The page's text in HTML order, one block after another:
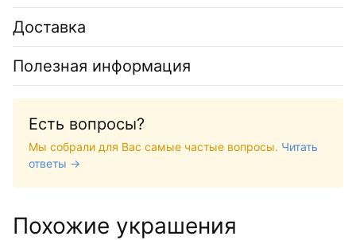
Доставка
Полезная информация
Есть вопросы?
Мы собрали для Вас самые частые вопросы. Читать
ответы →
Похожие украшения